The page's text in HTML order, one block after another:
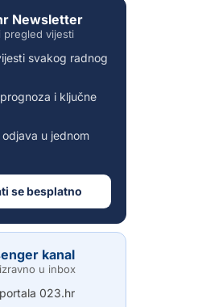
Newsletter
pregled vijesti
svakog radnog
i ključne
u jednom
se besplatno
kanal
u inbox
023.hr